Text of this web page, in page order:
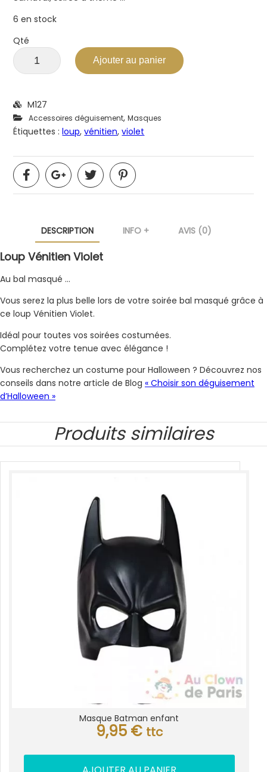
6 en stock
Qté
Ajouter au panier
M127
Accessoires déguisement,Masques
Étiquettes :loup,vénitien,violet
DESCRIPTION INFO + AVIS (0)
Loup Vénitien Violet
Au bal masqué …
Vous serez la plus belle lors de votre soirée bal masqué grâce à
ce loup Vénitien Violet.
Idéal pour toutes vos soirées costumées.
Complétez votre tenue avec élégance !
Vous recherchez un costume pour Halloween ? Découvrez nos
conseils dans notre article de Blog « Choisir son déguisement
d’Halloween »
Produits similaires
Masque Batman enfant
9,95 € ttc